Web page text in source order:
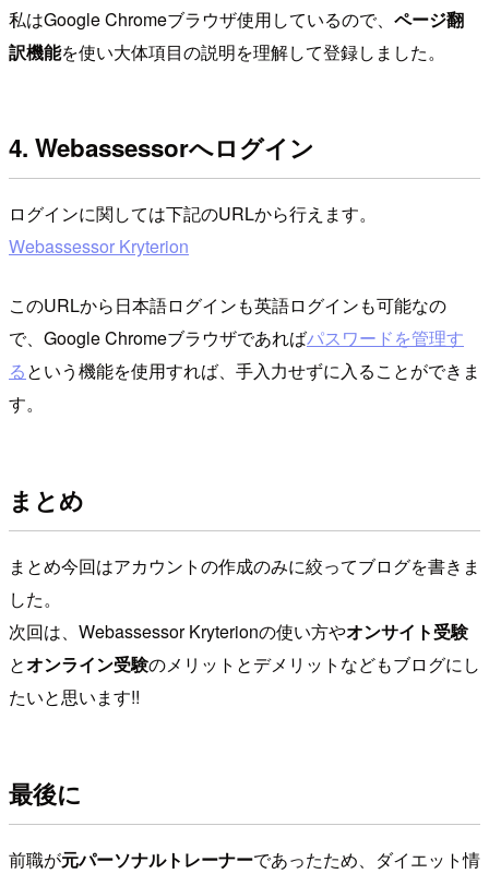
私はGoogle Chromeブラウザ使用しているので、 ページ翻
訳機能を使い大体項目の説明を理解して登録しました。
4. Webassessorへログイン
ログインに関しては下記のURLから行えます。
Webassessor Kryterion
このURLから日本語ログインも英語ログインも可能なの
で、Google Chromeブラウザであればパスワードを管理す
るという機能を使用すれば、手入力せずに入ることができま
す。
まとめ
まとめ今回はアカウントの作成のみに絞ってブログを書きま
した。
次回は、Webassessor Kryterionの使い方やオンサイト受験
とオンライン受験のメリットとデメリットなどもブログにし
たいと思います!!
最後に
前職が元パーソナルトレーナーであったため、ダイエット情